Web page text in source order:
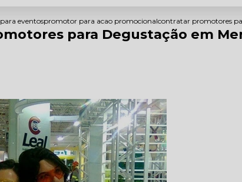
eventospromotor para acao promocionalcontratar promotores
para Degustação em